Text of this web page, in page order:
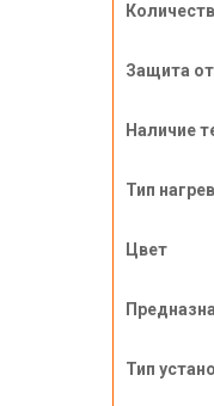
Защита от
Наличие
Тип
Цвет
Тип